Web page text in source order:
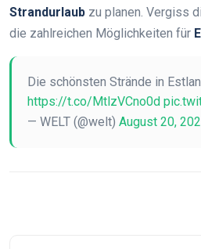
Strandurlaub zu planen. Vergiss
die zahlreichen Möglichkeiten für
Die schönsten Strände in
https://t.co/MtlzVCno0d
— WELT (@welt) August 20,